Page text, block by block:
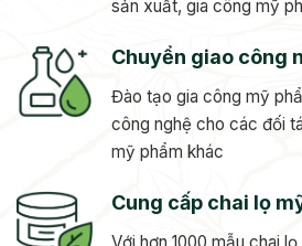
sản xuất, gia công mỹ
Chuyển giao công
Đào tạo gia công mỹ
công nghệ cho các đối
mỹ phẩm khác
Cung cấp chai lọ